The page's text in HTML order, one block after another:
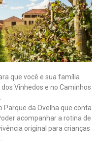
que você e sua família
Vinhedos e no Caminhos
Parque da Ovelha que conta
acompanhar a rotina de
original para crianças